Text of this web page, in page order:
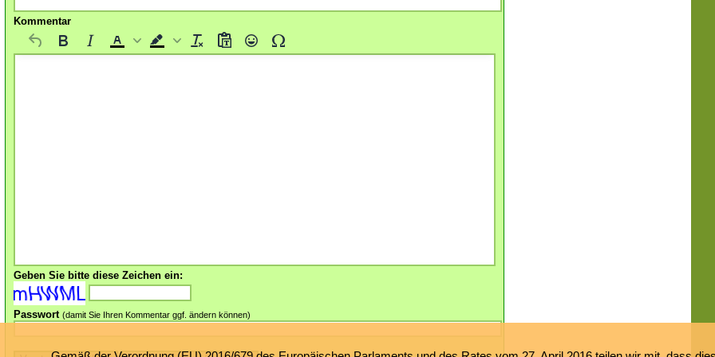
Kommentar
Geben Sie bitte diese Zeichen ein:
Passwort (damit Sie Ihren Kommentar ggf. ändern können)